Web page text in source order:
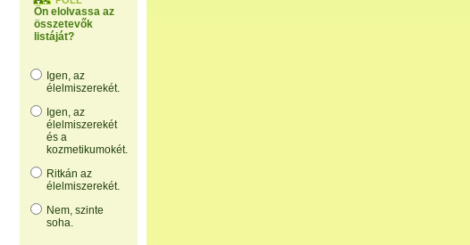
Ön elolvassa az
összetevők
listáját?
Igen, az
élelmiszerekét.
Igen, az
élelmiszerekét
és a
kozmetikumokét.
Ritkán az
élelmiszerekét.
Nem, szinte
soha.